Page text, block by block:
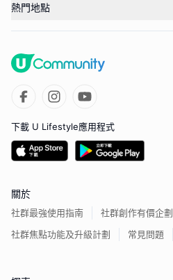
熱門地點
下載 U Lifestyle應用程式
關於
社群最強使用指南
社群創作有價企劃
社群焦點功能及升級計劃
常見問題